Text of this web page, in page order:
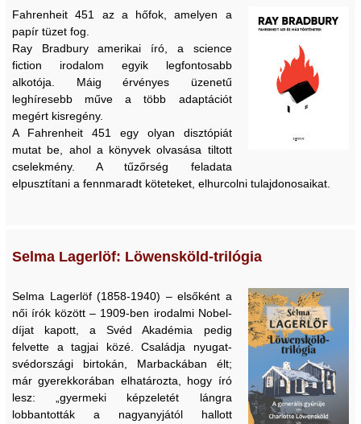
Fahrenheit 451 az a hőfok, amelyen a
papír tüzet fog.
Ray Bradbury amerikai író, a science
fiction irodalom egyik legfontosabb
alkotója. Máig érvényes üzenetű
leghíresebb műve a több adaptációt
megért kisregény.
A Fahrenheit 451 egy olyan disztópiát
mutat be, ahol a könyvek olvasása tiltott
cselekmény. A tűzőrség feladata
elpusztítani a fennmaradt köteteket, elhurcolni tulajdonosaikat.
Selma Lagerlöf: Löwensköld-trilógia
Selma Lagerlöf (1858-1940) – elsőként a
női írók között – 1909-ben irodalmi Nobel-
díjat kapott, a Svéd Akadémia pedig
felvette a tagjai közé. Családja nyugat-
svédországi birtokán, Marbackában élt;
már gyerekkorában elhatározta, hogy író
lesz: „gyermeki képzeletét lángra
lobbantották a nagyanyjától hallott